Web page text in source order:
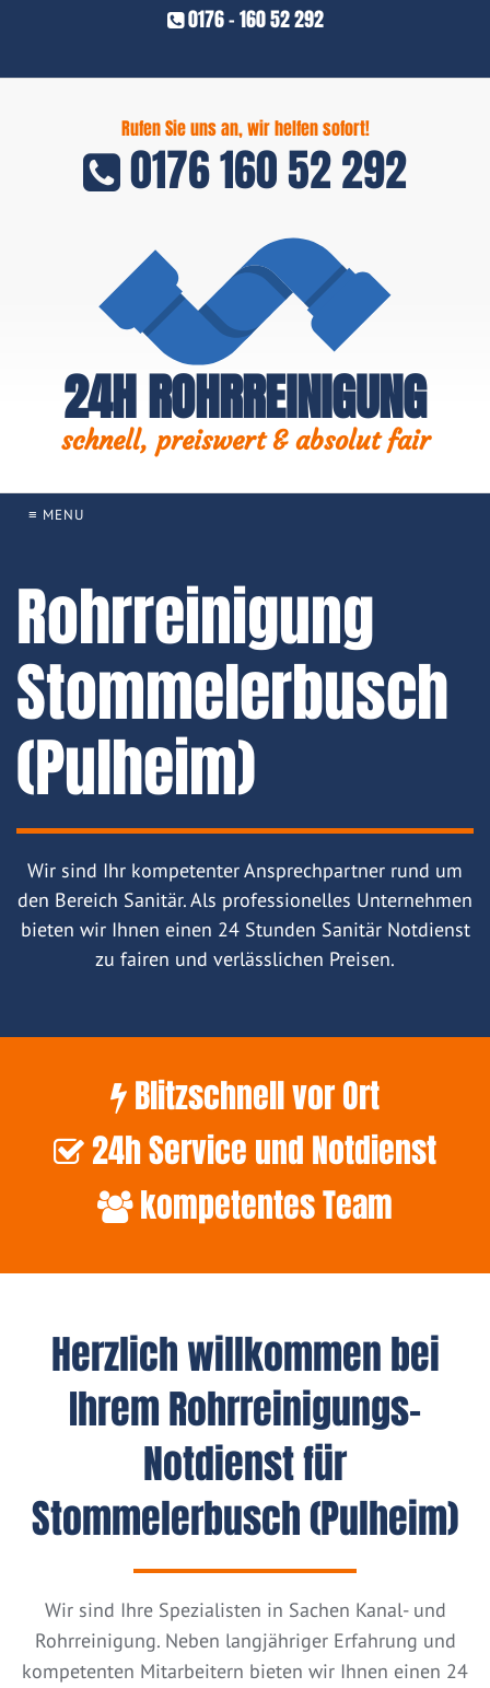
0176 - 160 52 292
Rufen Sie uns an, wir helfen sofort!
0176 160 52 292
24H ROHRREINIGUNG
schnell, preiswert & absolut fair
≡ MENU
Rohrreinigung
Stommelerbusch
(Pulheim)
Wir sind Ihr kompetenter Ansprechpartner rund um
den Bereich Sanitär. Als professionelles Unternehmen
bieten wir Ihnen einen 24 Stunden Sanitär Notdienst
zu fairen und verlässlichen Preisen.
Blitzschnell vor Ort
24h Service und Notdienst
kompetentes Team
Herzlich willkommen bei
Ihrem Rohrreinigungs-
Notdienst für
Stommelerbusch (Pulheim)
Wir sind Ihre Spezialisten in Sachen Kanal- und
Rohrreinigung. Neben langjähriger Erfahrung und
kompetenten Mitarbeitern bieten wir Ihnen einen 24